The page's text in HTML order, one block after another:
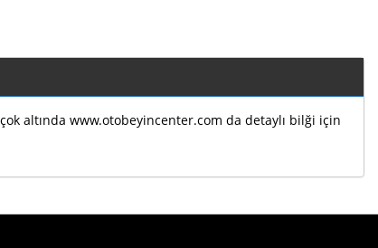
altında www.otobeyincenter.com da detaylı bilği için